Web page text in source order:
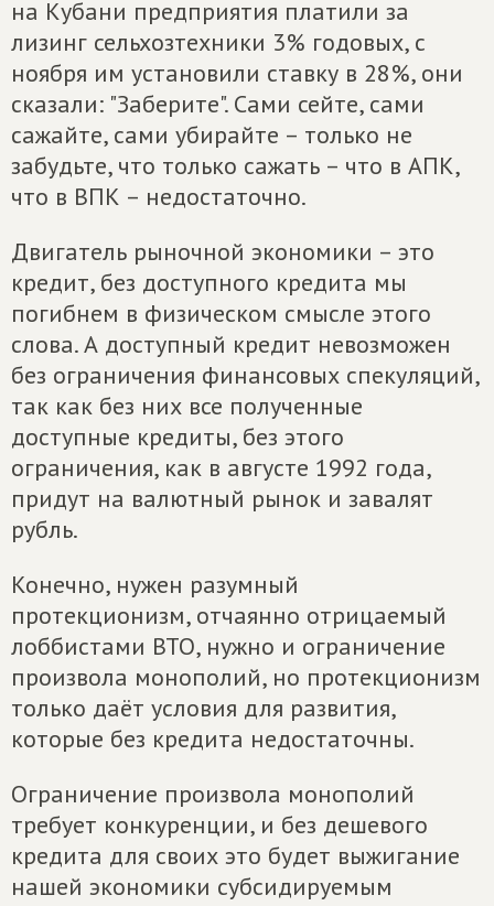
на Кубани предприятия платили за
лизинг сельхозтехники 3% годовых, с
ноября им установили ставку в 28%, они
сказали: "Заберите". Сами сейте, сами
сажайте, сами убирайте – только не
забудьте, что только сажать – что в АПК,
что в ВПК – недостаточно.
Двигатель рыночной экономики – это
кредит, без доступного кредита мы
погибнем в физическом смысле этого
слова. А доступный кредит невозможен
без ограничения финансовых спекуляций,
так как без них все полученные
доступные кредиты, без этого
ограничения, как в августе 1992 года,
придут на валютный рынок и завалят
рубль.
Конечно, нужен разумный
протекционизм, отчаянно отрицаемый
лоббистами ВТО, нужно и ограничение
произвола монополий, но протекционизм
только даёт условия для развития,
которые без кредита недостаточны.
Ограничение произвола монополий
требует конкуренции, и без дешевого
кредита для своих это будет выжигание
нашей экономики субсидируемым